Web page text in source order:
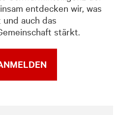
entdecken wir, was
auch das
stärkt.